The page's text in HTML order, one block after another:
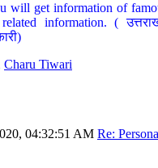
will get information of
information. (
Charu Tiwari
04:32:51 AM Re: